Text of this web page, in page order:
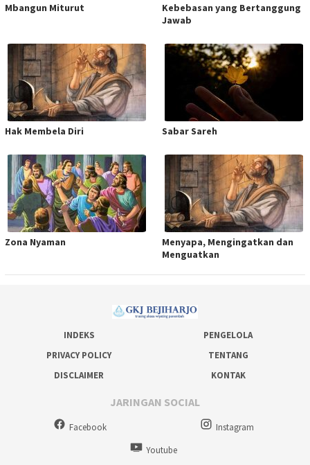
Mbangun Miturut
Kebebasan yang Bertanggung
Jawab
Hak Membela Diri Sabar Sareh
Zona Nyaman
Menyapa, Mengingatkan dan
Menguatkan
INDEKS
PENGELOLA
PRIVACY POLICY
TENTANG
DISCLAIMER
KONTAK
JARINGAN SOCIAL
Facebook
Instagram
Youtube